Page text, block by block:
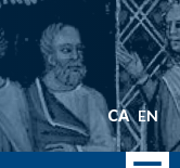
CA EN